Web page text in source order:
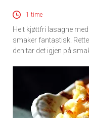
1 time
Helt kjøttfri lasagne
smaker fantastisk.
den tar det igjen på